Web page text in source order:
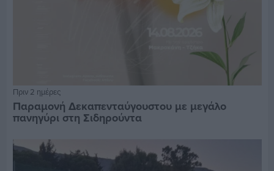
Πριν 2 ημέρες
Παραμονή Δεκαπενταύγουστου με μεγάλο
πανηγύρι στη Σιδηρούντα